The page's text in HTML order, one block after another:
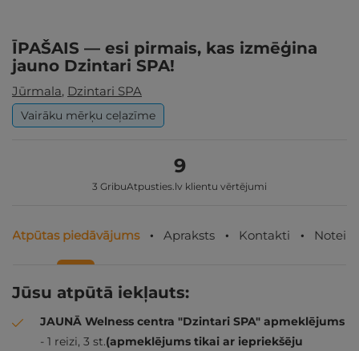
ĪPAŠAIS — esi pirmais, kas izmēģina
jauno Dzintari SPA!
Jūrmala, Dzintari SPA
Vairāku mērķu ceļazīme
9
3 GribuAtpusties.lv klientu vērtējumi
Atpūtas piedāvājums Apraksts Kontakti
Jūsu atpūtā iekļauts:
JAUNĀ Welness centra "Dzintari SPA" apmeklējums
- 1 reizi, 3 st.(apmeklējums tikai ar iepriekšēju